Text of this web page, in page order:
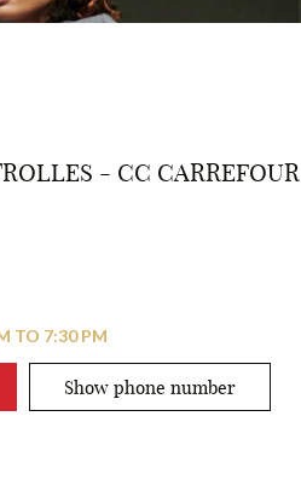
- CC CARREFOUR
TO 7:30 PM
Show phone number